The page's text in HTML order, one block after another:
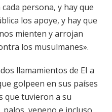
persona, y hay que
los apoye, y hay que
mienten y arrojan
los musulmanes».
llamamientos de EI a
golpeen en sus países
que tuvieron a su